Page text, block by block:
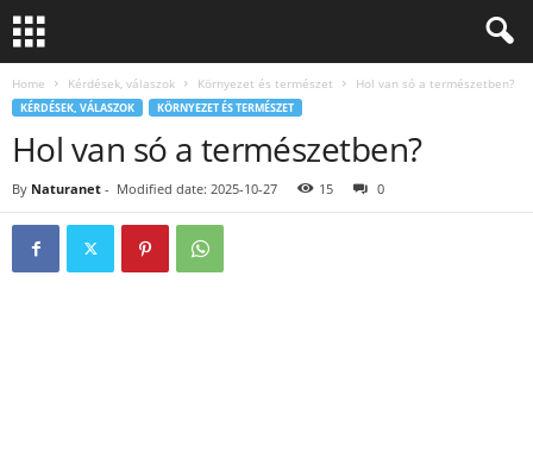
Home Kérdések, válaszok Környezet és természet Hol van só a természetben?
KÉRDÉSEK, VÁLASZOK KÖRNYEZET ÉS TERMÉSZET
Hol van só a természetben?
By Naturanet - Modified date: 2025-10-27 15 0